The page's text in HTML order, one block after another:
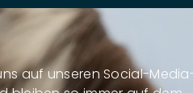
auf unseren Social-